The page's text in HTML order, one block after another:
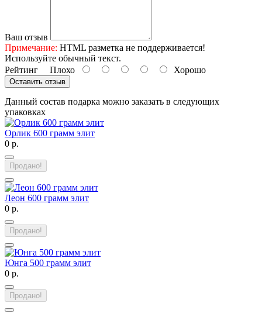
Ваш отзыв
Примечание: HTML разметка не поддерживается!
Используйте обычный текст.
Рейтинг Плохо Хорошо
Оставить отзыв
Данный состав подарка можно заказать в следующих
упаковках
Орлик 600 грамм элит
0 р.
Продано!
Леон 600 грамм элит
0 р.
Продано!
Юнга 500 грамм элит
0 р.
Продано!